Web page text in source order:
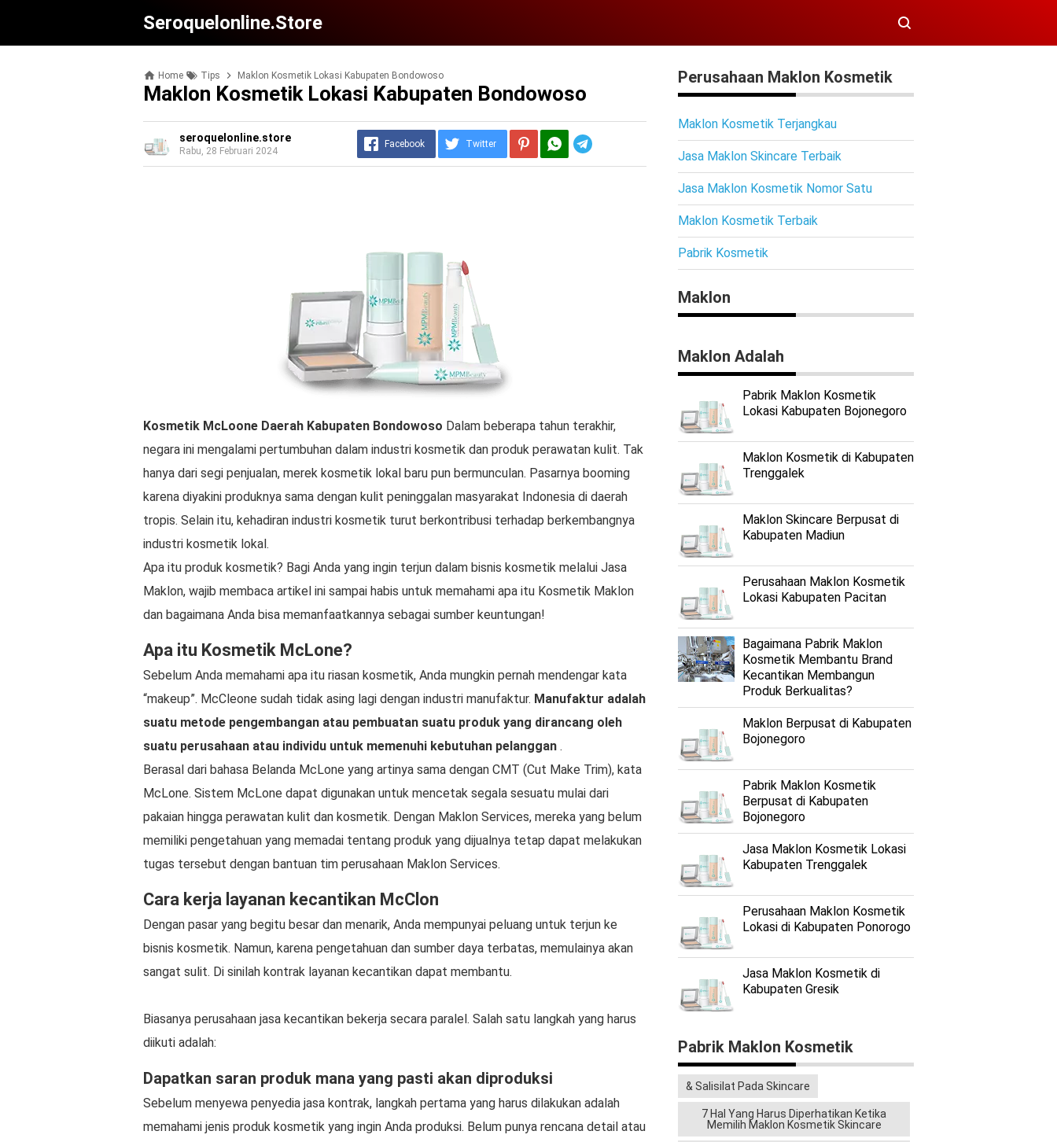
Seroquelonline.store
Home Tips Maklon Kosmetik Lokasi Kabupaten Bondowoso
Maklon Kosmetik Lokasi Kabupaten Bondowoso
seroquelonline.store
Rabu, 28 Februari 2024
Facebook Twitter
Kosmetik McLoone Daerah Kabupaten Bondowoso Dalam beberapa tahun terakhir,
negara ini mengalami pertumbuhan dalam industri kosmetik dan produk perawatan kulit. Tak
hanya dari segi penjualan, merek kosmetik lokal baru pun bermunculan. Pasarnya booming
karena diyakini produknya sama dengan kulit peninggalan masyarakat Indonesia di daerah
tropis. Selain itu, kehadiran industri kosmetik turut berkontribusi terhadap berkembangnya
industri kosmetik lokal.
Apa itu produk kosmetik? Bagi Anda yang ingin terjun dalam bisnis kosmetik melalui Jasa
Maklon, wajib membaca artikel ini sampai habis untuk memahami apa itu Kosmetik Maklon
dan bagaimana Anda bisa memanfaatkannya sebagai sumber keuntungan!
Apa itu Kosmetik McLone?
Sebelum Anda memahami apa itu riasan kosmetik, Anda mungkin pernah mendengar kata
“makeup”. McCleone sudah tidak asing lagi dengan industri manufaktur. Manufaktur adalah
suatu metode pengembangan atau pembuatan suatu produk yang dirancang oleh
suatu perusahaan atau individu untuk memenuhi kebutuhan pelanggan .
Berasal dari bahasa Belanda McLone yang artinya sama dengan CMT (Cut Make Trim), kata
McLone. Sistem McLone dapat digunakan untuk mencetak segala sesuatu mulai dari
pakaian hingga perawatan kulit dan kosmetik. Dengan Maklon Services, mereka yang belum
memiliki pengetahuan yang memadai tentang produk yang dijualnya tetap dapat melakukan
tugas tersebut dengan bantuan tim perusahaan Maklon Services.
Cara kerja layanan kecantikan McClon
Dengan pasar yang begitu besar dan menarik, Anda mempunyai peluang untuk terjun ke
bisnis kosmetik. Namun, karena pengetahuan dan sumber daya terbatas, memulainya akan
sangat sulit. Di sinilah kontrak layanan kecantikan dapat membantu.
Biasanya perusahaan jasa kecantikan bekerja secara paralel. Salah satu langkah yang harus
diikuti adalah:
Dapatkan saran produk mana yang pasti akan diproduksi
Sebelum menyewa penyedia jasa kontrak, langkah pertama yang harus dilakukan adalah
memahami jenis produk kosmetik yang ingin Anda produksi. Belum punya rencana detail atau
Perusahaan Maklon Kosmetik
Maklon Kosmetik Terjangkau
Jasa Maklon Skincare Terbaik
Jasa Maklon Kosmetik Nomor Satu
Maklon Kosmetik Terbaik
Pabrik Kosmetik
Maklon
Maklon Adalah
Pabrik Maklon Kosmetik
Lokasi Kabupaten Bojonegoro
Maklon Kosmetik di Kabupaten
Trenggalek
Maklon Skincare Berpusat di
Kabupaten Madiun
Perusahaan Maklon Kosmetik
Lokasi Kabupaten Pacitan
Bagaimana Pabrik Maklon
Kosmetik Membantu Brand
Kecantikan Membangun
Produk Berkualitas?
Maklon Berpusat di Kabupaten
Bojonegoro
Pabrik Maklon Kosmetik
Berpusat di Kabupaten
Bojonegoro
Jasa Maklon Kosmetik Lokasi
Kabupaten Trenggalek
Perusahaan Maklon Kosmetik
Lokasi di Kabupaten Ponorogo
Jasa Maklon Kosmetik di
Kabupaten Gresik
Pabrik Maklon Kosmetik
& Salisilat Pada Skincare
7 Hal Yang Harus Diperhatikan Ketika
Memilih Maklon Kosmetik Skincare